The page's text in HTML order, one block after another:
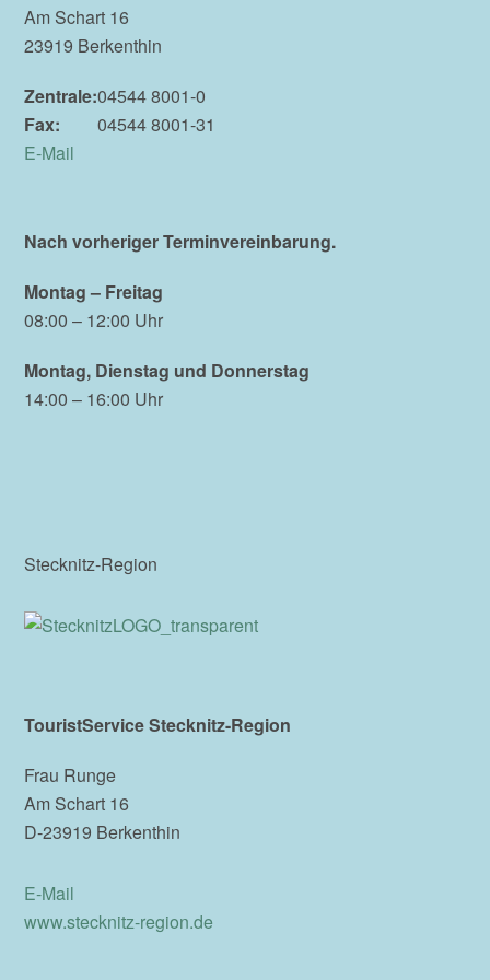
Am Schart 16
23919 Berkenthin
Zentrale:04544 8001-0
Fax:
04544 8001-31
E-Mail
Nach vorheriger Terminvereinbarung.
Montag – Freitag
08:00 – 12:00 Uhr
Montag, Dienstag und Donnerstag
14:00 – 16:00 Uhr
Stecknitz-Region
TouristService Stecknitz-Region
Frau Runge
Am Schart 16
D-23919 Berkenthin
E-Mail
www.stecknitz-region.de